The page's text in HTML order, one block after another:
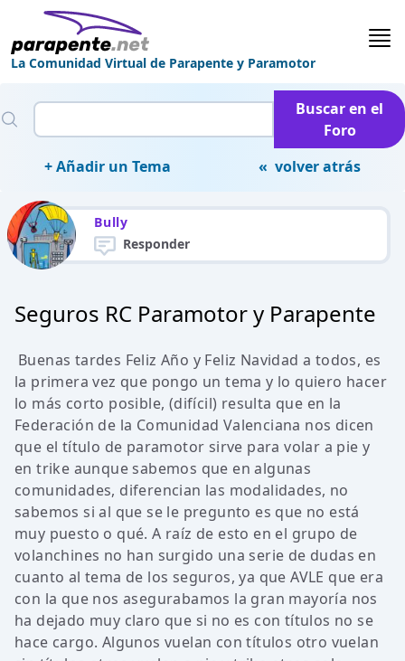
La Comunidad Virtual de Parapente y Paramotor
Buscar en el
Foro
+ Añadir un Tema
« volver atrás
Bully
Responder
Seguros RC Paramotor y Parapente
Buenas tardes Feliz Año y Feliz Navidad a todos, es
la primera vez que pongo un tema y lo quiero hacer
lo más corto posible, (difícil) resulta que en la
Federación de la Comunidad Valenciana nos dicen
que el título de paramotor sirve para volar a pie y
en trike aunque sabemos que en algunas
comunidades, diferencian las modalidades, no
sabemos si al que se le pregunto es que no está
muy puesto o qué. A raíz de esto en el grupo de
volanchines no han surgido una serie de dudas en
cuanto al tema de los seguros, ya que AVLE que era
con la que nos asegurabamos la gran mayoría nos
ha dejado muy claro que si no es con títulos no se
hace cargo. Algunos vuelan con títulos otro vuelan